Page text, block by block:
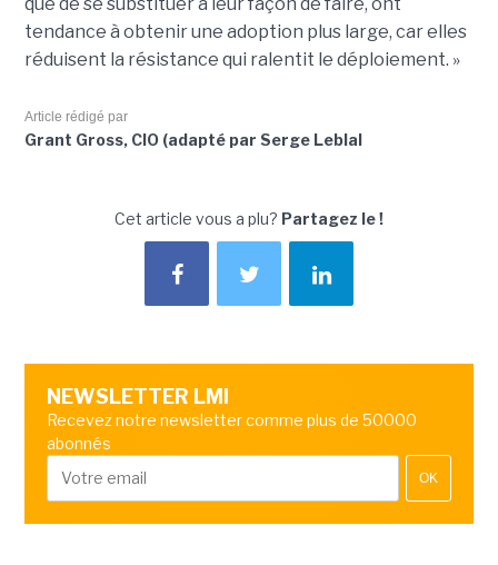
tendance à obtenir une adoption plus large, car elles
réduisent la résistance qui ralentit le déploiement. »
Article rédigé par
Grant Gross, CIO (adapté par Serge Leblal
Cet article vous a plu? Partagez le !
NEWSLETTER LMI
Recevez notre newsletter comme plus de 50000
abonnés
OK